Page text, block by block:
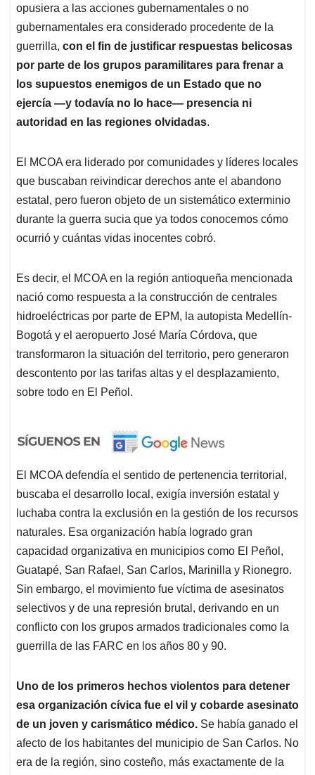
opusiera a las acciones gubernamentales o no
gubernamentales era considerado procedente de la
guerrilla, con el fin de justificar respuestas belicosas
por parte de los grupos paramilitares para frenar a
los supuestos enemigos de un Estado que no
ejercía —y todavía no lo hace— presencia ni
autoridad en las regiones olvidadas.
El MCOA era liderado por comunidades y líderes locales
que buscaban reivindicar derechos ante el abandono
estatal, pero fueron objeto de un sistemático exterminio
durante la guerra sucia que ya todos conocemos cómo
ocurrió y cuántas vidas inocentes cobró.
Es decir, el MCOA en la región antioqueña mencionada
nació como respuesta a la construcción de centrales
hidroeléctricas por parte de EPM, la autopista Medellín-
Bogotá y el aeropuerto José María Córdova, que
transformaron la situación del territorio, pero generaron
descontento por las tarifas altas y el desplazamiento,
sobre todo en El Peñol.
El MCOA defendía el sentido de pertenencia territorial,
buscaba el desarrollo local, exigía inversión estatal y
luchaba contra la exclusión en la gestión de los recursos
naturales. Esa organización había logrado gran
capacidad organizativa en municipios como El Peñol,
Guatapé, San Rafael, San Carlos, Marinilla y Rionegro.
Sin embargo, el movimiento fue víctima de asesinatos
selectivos y de una represión brutal, derivando en un
conflicto con los grupos armados tradicionales como la
guerrilla de las FARC en los años 80 y 90.
Uno de los primeros hechos violentos para detener
esa organización cívica fue el vil y cobarde asesinato
de un joven y carismático médico. Se había ganado el
afecto de los habitantes del municipio de San Carlos. No
era de la región, sino costeño, más exactamente de la